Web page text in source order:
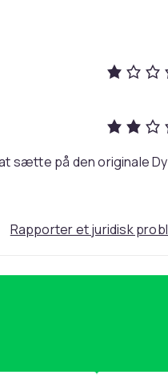
59b7-948b-
sætte på den originale
Rapporter et juridisk